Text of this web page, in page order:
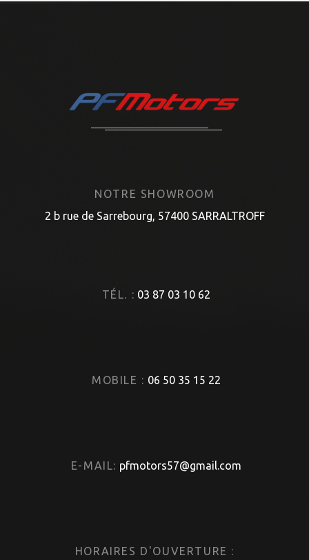
NOTRE SHOWROOM
2 b rue de Sarrebourg, 57400 SARRALTROFF
TÉL. : 03 87 03 10 62
MOBILE : 06 50 35 15 22
E-MAIL: pfmotors57@gmail.com
HORAIRES D'OUVERTURE :